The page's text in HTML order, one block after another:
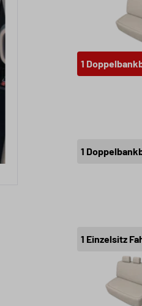
1
1
1 Einzelsitz